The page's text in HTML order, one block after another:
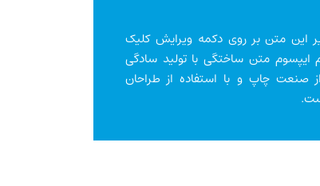
این متن بر روی دکمه ویرایش کلیک
ایپسوم متن ساختگی با تولید سادگی
صنعت چاپ و با استفاده از طراحان